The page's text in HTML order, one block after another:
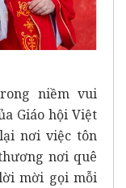
niềm vui
Giáo hội Việt
nơi việc tôn
nơi quê
mời gọi mỗi